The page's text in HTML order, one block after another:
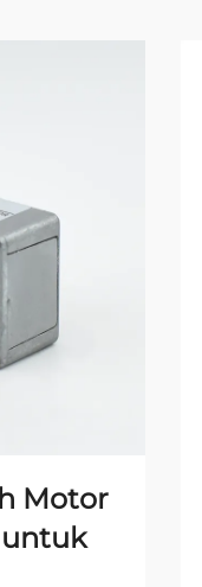
Motor
untuk